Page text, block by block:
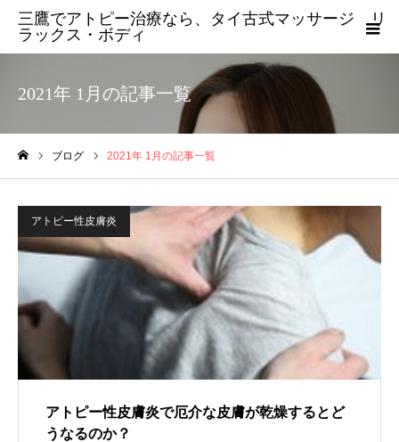
三鷹でアトピー治療なら、タイ古式マッサージ リ
ラックス・ボディ
2021年 1月の記事一覧
ブログ 2021年 1月の記事一覧
アトピー性皮膚炎
アトピー性皮膚炎で厄介な皮膚が乾燥するとど
うなるのか？